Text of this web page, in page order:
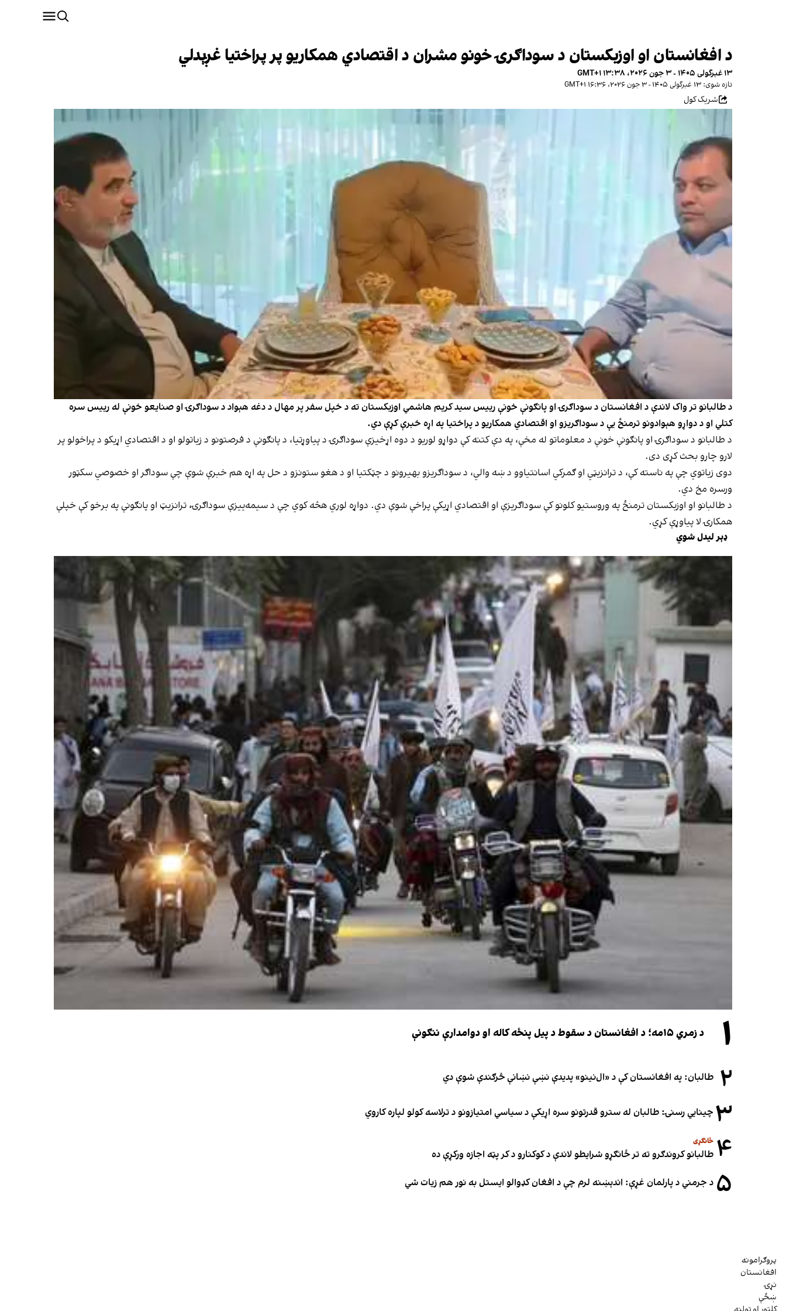
د افغانستان او اوزبکستان د سوداګرۍ خونو مشران د اقتصادي همکاریو پر پراختیا غږېدلي
۱۳ غبرگولی ۱۴۰۵ - ۳ جون ۲۰۲۶، ۱۳:۳۸ GMT+۱
تازه شوی: ۱۳ غبرگولی ۱۴۰۵ - ۳ جون ۲۰۲۶، ۱۶:۳۶ GMT+۱
شریک کول
د طالبانو تر واک لاندې د افغانستان د سوداګرۍ او پانګونې خونې رییس سید کریم هاشمي اوزبکستان ته د خپل سفر پر مهال د دغه هېواد د سوداګرۍ او صنایعو خونې له رییس سره
کتلي او د دواړو هېوادونو ترمنځ یې د سوداګریزو او اقتصادي همکاریو د پراختیا په اړه خبرې کړې دي.
د طالبانو د سوداګرۍ او پانګونې خونې د معلوماتو له مخې، په دې کتنه کې دواړو لوریو د دوه اړخیزې سوداګرۍ د پیاوړتیا، د پانګونې د فرصتونو د زیاتولو او د اقتصادي اړیکو د پراخولو پر
لارو چارو بحث کړی دی.
دوی زیاتوي چې په ناسته کې، د ترانزیټي او ګمرکي اسانتیاوو د ښه والي، د سوداګریزو بهیرونو د چټکتیا او د هغو ستونزو د حل په اړه هم خبرې شوې چې سوداګر او خصوصي سکټور
ورسره مخ دي.
د طالبانو او اوزبکستان ترمنځ په وروستیو کلونو کې سوداګریزې او اقتصادي اړیکې پراخې شوې دي. دواړه لوري هڅه کوي چې د سیمه‌ییزې سوداګرۍ، ترانزیټ او پانګونې په برخو کې خپلې
همکارۍ لا پیاوړې کړي.
ډېر لیدل شوي
۱ د زمري ۱۵مه؛ د افغانستان د سقوط د پیل پنځه کاله او دوامدارې ننګونې
۲ طالبان: په افغانستان کې د «ال‌نینو» پدیدې نښې نښانې څرګندې شوې دي
۳ چینایي رسنۍ: طالبان له سترو قدرتونو سره اړیکې د سیاسي امتیازونو د ترلاسه کولو لپاره کاروي
۴ ځانګړی
طالبانو کروندګرو ته تر ځانګړو شرایطو لاندې د کوکنارو د کر پټه اجازه ورکړې ده
۵ د جرمني د پارلمان غړې: اندېښنه لرم چې د افغان کډوالو ایستل به نور هم زیات شي
پروګرامونه
افغانستان
نړۍ
ښځې